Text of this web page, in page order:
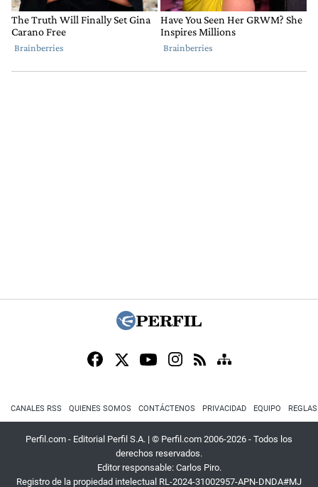
CANALES RSS QUIENES SOMOS CONTÁCTENOS PRIVACIDAD EQUIPO
Perfil.com - Editorial Perfil S.A. | © Perfil.com 2006-2026 - Todos los
derechos reservados.
Editor responsable: Carlos Piro.
Registro de la propiedad intelectual RL-2024-31002957-APN-DNDA#MJ